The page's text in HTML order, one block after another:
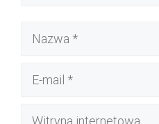
Nazwa
Witryna